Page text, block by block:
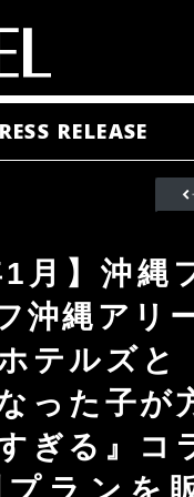
RELEASE
1月】沖縄
沖縄アリ
テルズと
った子が
ぎる』コ
ランを